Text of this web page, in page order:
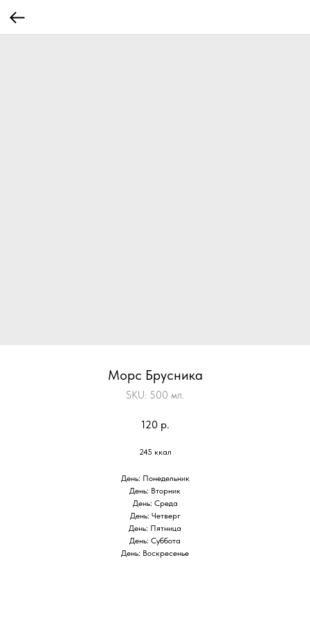
Морс Брусника
SKU: 500 мл.
120 р.
245 ккал
День: Понедельник
День: Вторник
День: Среда
День: Четверг
День: Пятница
День: Суббота
День: Воскресенье